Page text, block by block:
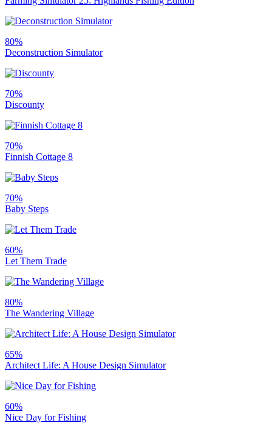
80%
Deconstruction Simulator
70%
Discounty
70%
Finnish Cottage 8
70%
Baby Steps
60%
Let Them Trade
80%
The Wandering Village
65%
Architect Life: A House Design Simulator
60%
Nice Day for Fishing